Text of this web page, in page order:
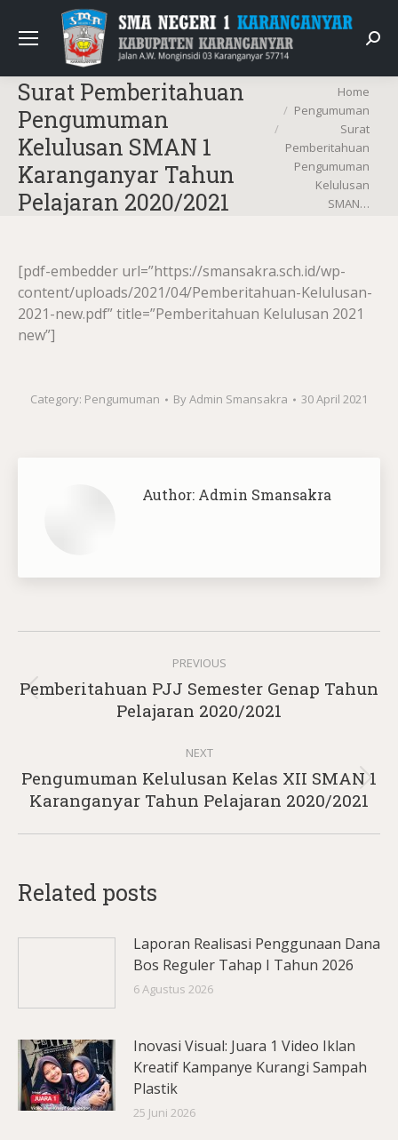
Surat Pemberitahuan
Pengumuman
Kelulusan SMAN 1
Karanganyar Tahun
Pelajaran 2020/2021
You are here:Home
Pengumuman
Surat
Pemberitahuan
Pengumuman
Kelulusan
SMAN…
[pdf-embedder url=”https://smansakra.sch.id/wp-
content/uploads/2021/04/Pemberitahuan-Kelulusan-
2021-new.pdf” title=”Pemberitahuan Kelulusan 2021
new”]
Category: Pengumuman ByAdmin Smansakra 30 April 2021
Author: Admin Smansakra
navigation
PREVIOUS
Previous
post:
Pemberitahuan PJJ Semester Genap Tahun
Pelajaran 2020/2021
NEXT
Next
post:
Pengumuman Kelulusan Kelas XII SMAN 1
Karanganyar Tahun Pelajaran 2020/2021
Related posts
Laporan Realisasi Penggunaan Dana
Bos Reguler Tahap I Tahun 2026
6 Agustus 2026
Inovasi Visual: Juara 1 Video Iklan
Kreatif Kampanye Kurangi Sampah
Plastik
25 Juni 2026